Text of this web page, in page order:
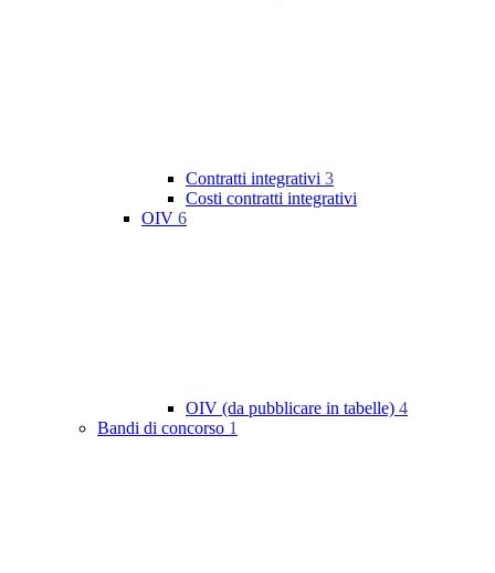
Contratti integrativi 3
Costi contratti integrativi
OIV 6
OIV (da pubblicare in tabelle) 4
Bandi di concorso 1